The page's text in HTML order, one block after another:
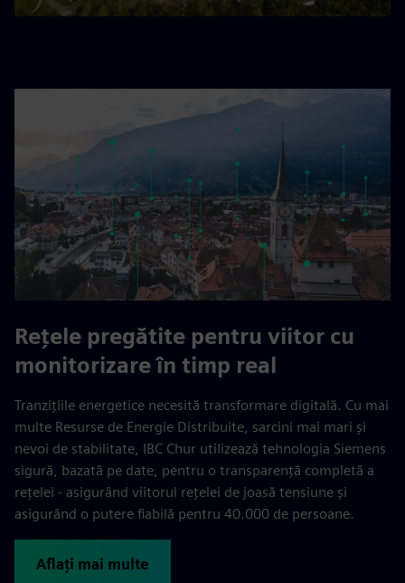
Rețele pregătite pentru viitor cu
monitorizare în timp real
Tranzițiile energetice necesită transformare digitală. Cu mai
multe Resurse de Energie Distribuite, sarcini mai mari și
nevoi de stabilitate, IBC Chur utilizează tehnologia Siemens
sigură, bazată pe date, pentru o transparență completă a
rețelei - asigurând viitorul rețelei de joasă tensiune și
asigurând o putere fiabilă pentru 40.000 de persoane.
Aflați mai multe